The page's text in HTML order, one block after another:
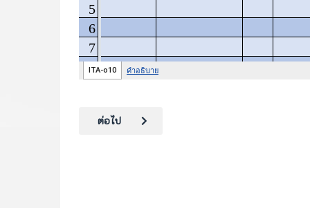
เนื้อหาถัดไป: รายงานผลการจัดซื้อจัดจ้าง ปีงบประมา
ต่อไป